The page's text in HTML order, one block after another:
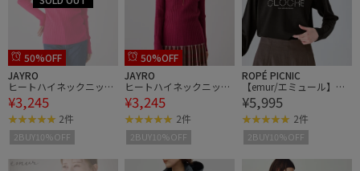
50%OFF
JAYRO
ヒートハイネックニット
プルオーバー
¥3,245
2件
2BUY10%OFF
50%OFF
JAYRO
ヒートハイネックニット
プルオーバー
¥3,245
2件
2BUY10%OFF
ROPÉ PICNIC
【emur/エミュール】サ
ーモジャージロゴプルオ
ーバー
¥5,995
2件
2BUY10%OFF